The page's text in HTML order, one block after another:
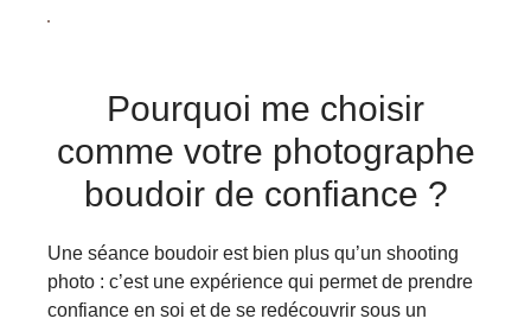
Pourquoi me choisir
comme votre photographe
boudoir de confiance ?
Une séance boudoir est bien plus qu’un shooting
photo : c’est une expérience qui permet de prendre
confiance en soi et de se redécouvrir sous un